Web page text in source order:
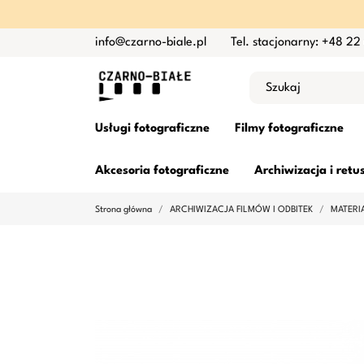
info@czarno-biale.pl Tel. stacjonarny: +48 22
Usługi fotograficzne Filmy fotograficzne
Akcesoria fotograficzne Archiwizacja i
Strona główna ARCHIWIZACJA FILMÓW I ODBITEK